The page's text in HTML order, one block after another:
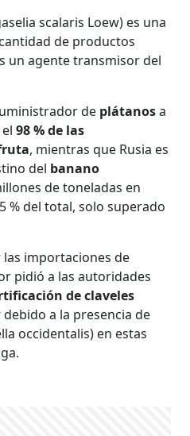
scalaris Loew) es una
de productos
un agente transmisor del
de plátanosa
98 % de las
, mientras que Rusia es
del banano
de toneladas en
% del total, solo superado
importaciones de
pidió a las autoridades
de claveles
a la presencia de
occidentalis) en estas